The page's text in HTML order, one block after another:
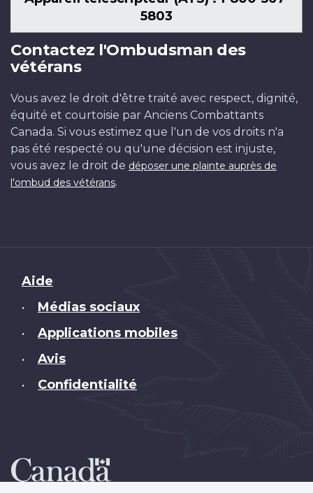
5803
Contactez l'Ombudsman des
vétérans
Vous avez le droit d'être traité avec respect, dignité,
équité et courtoisie par Anciens Combattants
Canada. Si vous estimez que l'un de vos droits n'a
pas été respecté ou qu'une décision est injuste,
vous avez le droit de déposer une plainte auprès de
l'ombud des vétérans.
Brand
Aide
• Médias sociaux
• Applications mobiles
• Avis
• Confidentialité